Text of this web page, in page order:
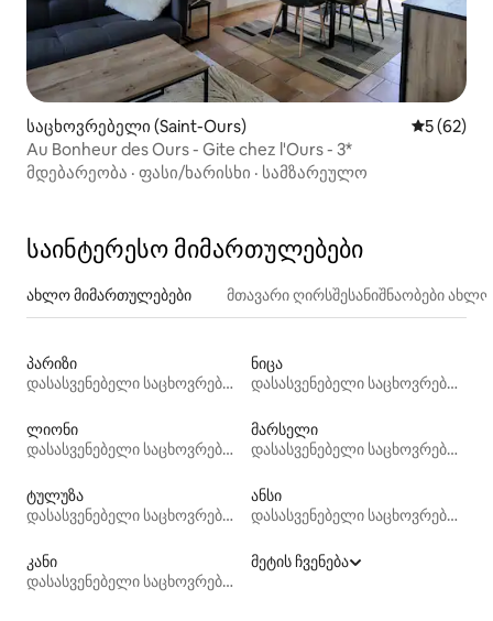
საცხოვრებელი (Saint-Ours) საშუალო
5 (62)
Au Bonheur des Ours - Gite chez l'Ours - 3*
მდებარეობა · ფასი/ხარისხი · სამზარეულო
საინტერესო მიმართულებები
ახლო მიმართულებები მთავარი ღირსშესანიშნაობები
პარიზი
დასასვენებელი საცხოვრებლები
ნიცა
დასასვენებელი საცხოვრებლები
ლიონი
დასასვენებელი საცხოვრებლები
მარსელი
დასასვენებელი საცხოვრებლები
ტულუზა
დასასვენებელი საცხოვრებლები
ანსი
დასასვენებელი საცხოვრებლები
კანი
დასასვენებელი საცხოვრებლები
მეტის ჩვენება